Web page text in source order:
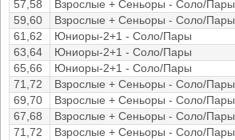
57,58
Взрослые + Сеньоры - Соло/Пары
59,60
Взрослые + Сеньоры - Соло/Пары
61,62
Юниоры-2+1 - Соло/Пары
63,64
Юниоры-2+1 - Соло/Пары
65,66
Юниоры-2+1 - Соло/Пары
71,72
Взрослые + Сеньоры - Соло/Пары
69,70
Взрослые + Сеньоры - Соло/Пары
67,68
Взрослые + Сеньоры - Соло/Пары
71,72
Взрослые + Сеньоры - Соло/Пары